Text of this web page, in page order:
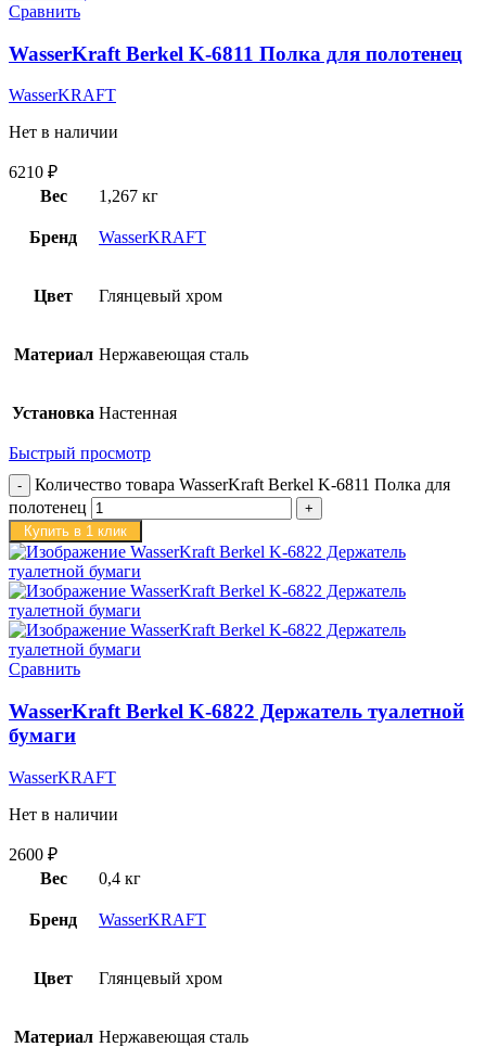
Сравнить
WasserKraft Berkel K-6811 Полка для полотенец
WasserKRAFT
Нет в наличии
6210 ₽
Вес
1,267 кг
Бренд WasserKRAFT
Цвет Глянцевый хром
Материал Нержавеющая сталь
Установка Настенная
Быстрый просмотр
Количество товара WasserKraft Berkel K-6811 Полка для
полотенец
Купить в 1 клик
Сравнить
WasserKraft Berkel K-6822 Держатель туалетной
бумаги
WasserKRAFT
Нет в наличии
2600 ₽
Вес
0,4 кг
Бренд WasserKRAFT
Цвет Глянцевый хром
Материал Нержавеющая сталь